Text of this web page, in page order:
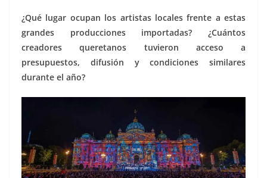
¿Qué lugar ocupan los artistas locales frente a estas
grandes producciones importadas? ¿Cuántos
creadores queretanos tuvieron acceso a
presupuestos, difusión y condiciones similares
durante el año?